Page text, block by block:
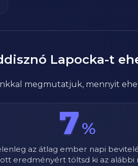
Lapocka-t
megmutatjuk, mennyit
7%
az átlag ember napi
eredményért töltsd ki az alábbi